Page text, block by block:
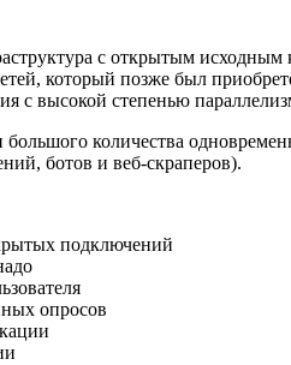
с открытым исходным
который позже был
с высокой степенью
большого количества
ботов и веб-скраперов).
подключений
опросов